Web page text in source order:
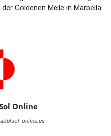
der Goldenen Meile in Marbella
Online
online.es